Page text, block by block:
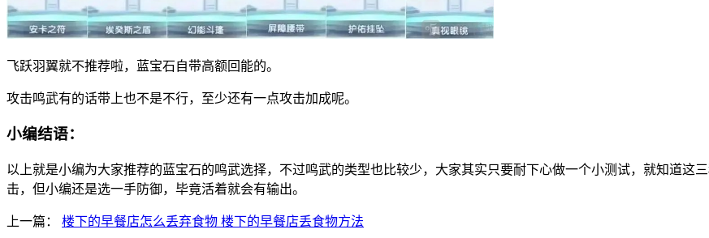
飞跃羽翼就不推荐啦，蓝宝石自带高额回能的。
攻击鸣武有的话带上也不是不行，至少还有一点攻击加成呢。
小编结语：
以上就是小编为大家推荐的蓝宝石的鸣武选择，不过鸣武的类型也比较少，大家其实只要耐下心做一个小测试，就知道这
击，但小编还是选一手防御，毕竟活着就会有输出。
上一篇： 楼下的早餐店怎么丢弃食物 楼下的早餐店丢食物方法